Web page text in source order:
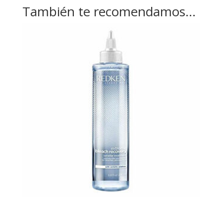
También te recomendamos…